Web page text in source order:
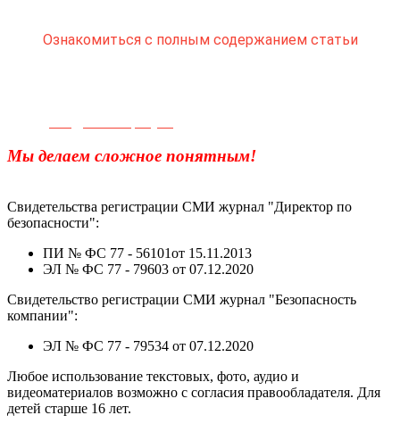
Ознакомиться с полным содержанием статьи
Мы делаем сложное понятным!
Свидетельства регистрации СМИ журнал "Директор по
безопасности":
ПИ № ФС 77 - 56101от 15.11.2013
ЭЛ № ФС 77 - 79603 от 07.12.2020
Свидетельство регистрации СМИ журнал "Безопасность
компании":
ЭЛ № ФС 77 - 79534 от 07.12.2020
Любое использование текстовых, фото, аудио и
видеоматериалов возможно с согласия правообладателя. Для
детей старше 16 лет.